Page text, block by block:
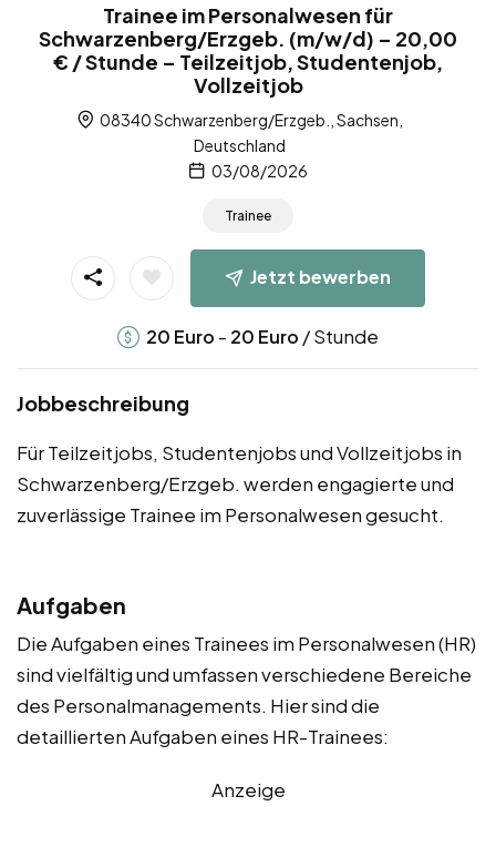
Trainee im Personalwesen für
Schwarzenberg/Erzgeb. (m/w/d) – 20,00
€ / Stunde – Teilzeitjob, Studentenjob,
Vollzeitjob
08340 Schwarzenberg/Erzgeb., Sachsen,
Deutschland
03/08/2026
Trainee
Jetzt bewerben
20 Euro - 20 Euro / Stunde
Jobbeschreibung
Für Teilzeitjobs, Studentenjobs und Vollzeitjobs in
Schwarzenberg/Erzgeb. werden engagierte und
zuverlässige Trainee im Personalwesen gesucht.
Aufgaben
Die Aufgaben eines Trainees im Personalwesen (HR)
sind vielfältig und umfassen verschiedene Bereiche
des Personalmanagements. Hier sind die
detaillierten Aufgaben eines HR-Trainees:
Anzeige